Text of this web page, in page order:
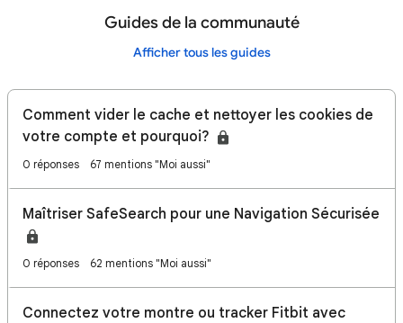
Guides de la communauté
Afficher tous les guides
Comment vider le cache et nettoyer les cookies de
votre compte et pourquoi?
0 réponses 67 mentions "Moi aussi"
Maîtriser SafeSearch pour une Navigation Sécurisée
0 réponses 62 mentions "Moi aussi"
Connectez votre montre ou tracker Fitbit avec